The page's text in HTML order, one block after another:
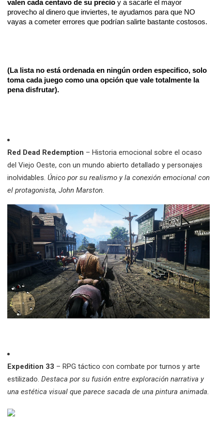
valen cada centavo de su precio y a sacarle el mayor
provecho al dinero que inviertes, te ayudamos para que NO
vayas a cometer errores que podrían salirte bastante costosos.
(La lista no está ordenada en ningún orden especifico, solo
toma cada juego como una opción que vale totalmente la
pena disfrutar).
Red Dead Redemption – Historia emocional sobre el ocaso
del Viejo Oeste, con un mundo abierto detallado y personajes
inolvidables. Único por su realismo y la conexión emocional con
el protagonista, John Marston.
Expedition 33 – RPG táctico con combate por turnos y arte
estilizado. Destaca por su fusión entre exploración narrativa y
una estética visual que parece sacada de una pintura animada.